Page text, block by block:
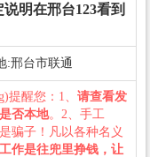
说明在邢台123看到
:邢台市联通
提醒您：1、 请查看发
否本地。2、手工
骗子！凡以各种名义
作是往兜里挣钱，让